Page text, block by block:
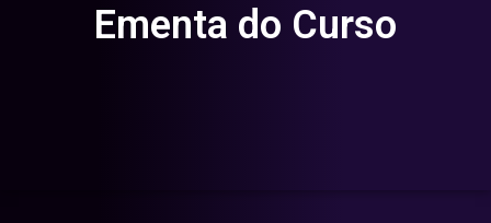
Ementa do Curso